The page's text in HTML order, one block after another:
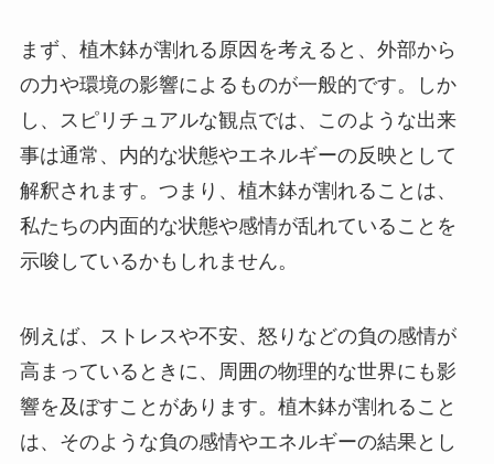
まず、植木鉢が割れる原因を考えると、外部から
の力や環境の影響によるものが一般的です。しか
し、スピリチュアルな観点では、このような出来
事は通常、内的な状態やエネルギーの反映として
解釈されます。つまり、植木鉢が割れることは、
私たちの内面的な状態や感情が乱れていることを
示唆しているかもしれません。
例えば、ストレスや不安、怒りなどの負の感情が
高まっているときに、周囲の物理的な世界にも影
響を及ぼすことがあります。植木鉢が割れること
は、そのような負の感情やエネルギーの結果とし